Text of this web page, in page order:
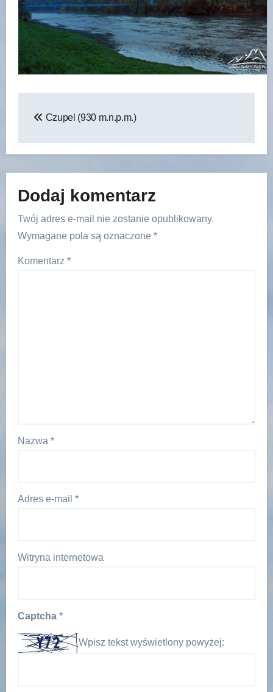
wpisu
Czupel (930 m.n.p.m.)
Dodaj komentarz
Twój adres e-mail nie zostanie opublikowany.
Wymagane pola są oznaczone *
Komentarz *
Nazwa *
Adres e-mail *
Witryna internetowa
Captcha *
Wpisz tekst wyświetlony powyżej: